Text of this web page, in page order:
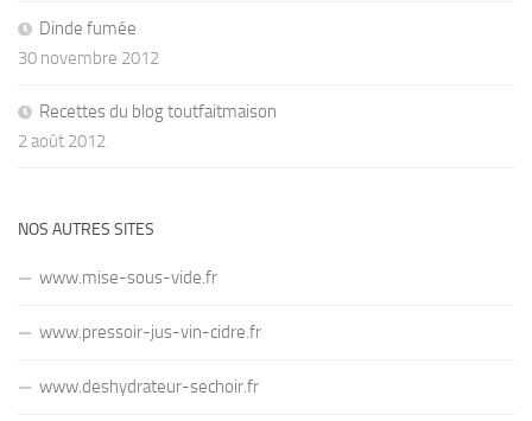
Dinde fumée
30 novembre 2012
Recettes du blog toutfaitmaison
2 août 2012
NOS AUTRES SITES
www.mise-sous-vide.fr
www.pressoir-jus-vin-cidre.fr
www.deshydrateur-sechoir.fr